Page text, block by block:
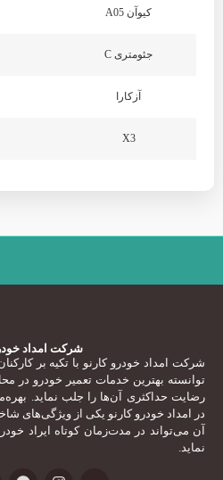
کیوآن A05
جئومتری C
آزکارا
X3
شرکت امداد
شرکت امداد خودرو کارنو با تکیه‌ بر
توانسته بهترین خدمات تعمیر خودرو در
رضایت حداکثری آن‌ها را جلب نماید.
در امداد خودرو کارنو یکی از
آن می‌تواند در مدت‌زمان کوتاه ایراد
نماید.